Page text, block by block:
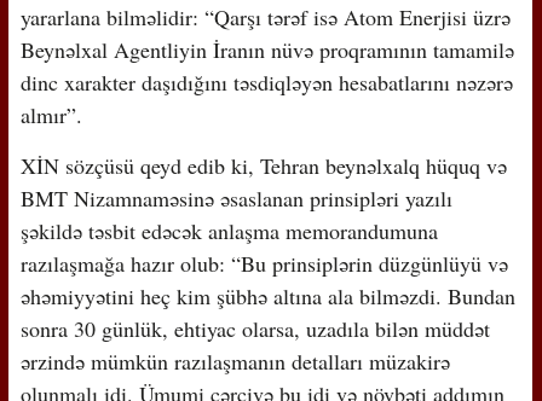
yararlana bilməlidir: “Qarşı tərəf isə Atom Enerjisi üzrə
Beynəlxal Agentliyin İranın nüvə proqramının tamamilə
dinc xarakter daşıdığını təsdiqləyən hesabatlarını nəzərə
almır”.
XİN sözçüsü qeyd edib ki, Tehran beynəlxalq hüquq və
BMT Nizamnaməsinə əsaslanan prinsipləri yazılı
şəkildə təsbit edəcək anlaşma memorandumuna
razılaşmağa hazır olub: “Bu prinsiplərin düzgünlüyü və
əhəmiyyətini heç kim şübhə altına ala bilməzdi. Bundan
sonra 30 günlük, ehtiyac olarsa, uzadıla bilən müddət
ərzində mümkün razılaşmanın detalları müzakirə
olunmalı idi. Ümumi çərçivə bu idi və növbəti addımın